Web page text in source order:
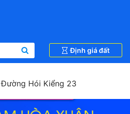
Định giá đất
Đường Hói Kiểng 23